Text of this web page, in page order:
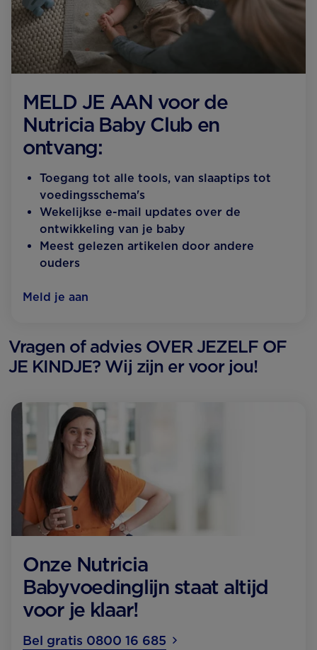
MELD JE AAN voor de
Nutricia Baby Club en
ontvang:
Toegang tot alle tools, van slaaptips tot
voedingsschema's
Wekelijkse e-mail updates over de
ontwikkeling van je baby
Meest gelezen artikelen door andere
ouders
Meld je aan
Vragen of advies OVER JEZELF OF
JE KINDJE? Wij zijn er voor jou!
Onze Nutricia
Babyvoedinglijn staat altijd
voor je klaar!
Bel gratis 0800 16 685